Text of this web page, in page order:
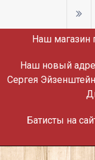
Наш магазин
Наш новый
Сергея
Батисты на